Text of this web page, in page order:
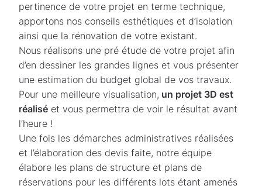
pertinence de votre projet en terme technique,
apportons nos conseils esthétiques et d’isolation
ainsi que la rénovation de votre existant.
Nous réalisons une pré étude de votre projet afin
d’en dessiner les grandes lignes et vous présenter
une estimation du budget global de vos travaux.
Pour une meilleure visualisation, un projet 3D est
réalisé et vous permettra de voir le résultat avant
l’heure !
Une fois les démarches administratives réalisées
et l’élaboration des devis faite, notre équipe
élabore les plans de structure et plans de
réservations pour les différents lots étant amenés